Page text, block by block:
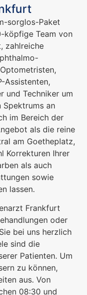
sorglos-Paket
köpfige Team von
zahlreiche
Assistenten,
und Techniker um
Spektrums an
im Bereich der
als die reine
am Goetheplatz,
Korrekturen Ihrer
als auch
sowie
lassen.
Frankfurt
oder
bei uns herzlich
sind die
Patienten. Um
zu können,
aus. Von
08:30 und